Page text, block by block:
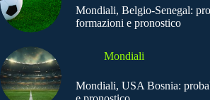
Mondiali, Belgio-Senegal:
formazioni e pronostico
Mondiali
Mondiali, USA Bosnia: